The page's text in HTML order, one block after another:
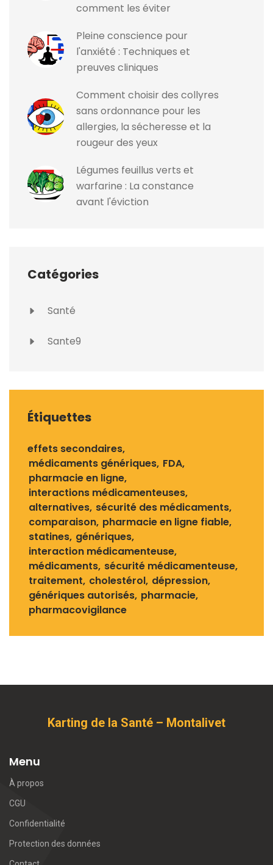
comment les éviter
Pleine conscience pour
l'anxiété : Techniques et
preuves cliniques
Comment choisir des collyres
sans ordonnance pour les
allergies, la sécheresse et la
rougeur des yeux
Légumes feuillus verts et
warfarine : La constance
avant l'éviction
Catégories
Santé
Sante9
Étiquettes
effets secondaires
médicaments génériques FDA
pharmacie en ligne
interactions médicamenteuses
alternatives sécurité des médicaments
comparaison pharmacie en ligne fiable
statines génériques
interaction médicamenteuse
médicaments sécurité médicamenteuse
traitement cholestérol dépression
génériques autorisés pharmacie
pharmacovigilance
Karting de la Santé – Montalivet
Menu
À propos
CGU
Confidentialité
Protection des données